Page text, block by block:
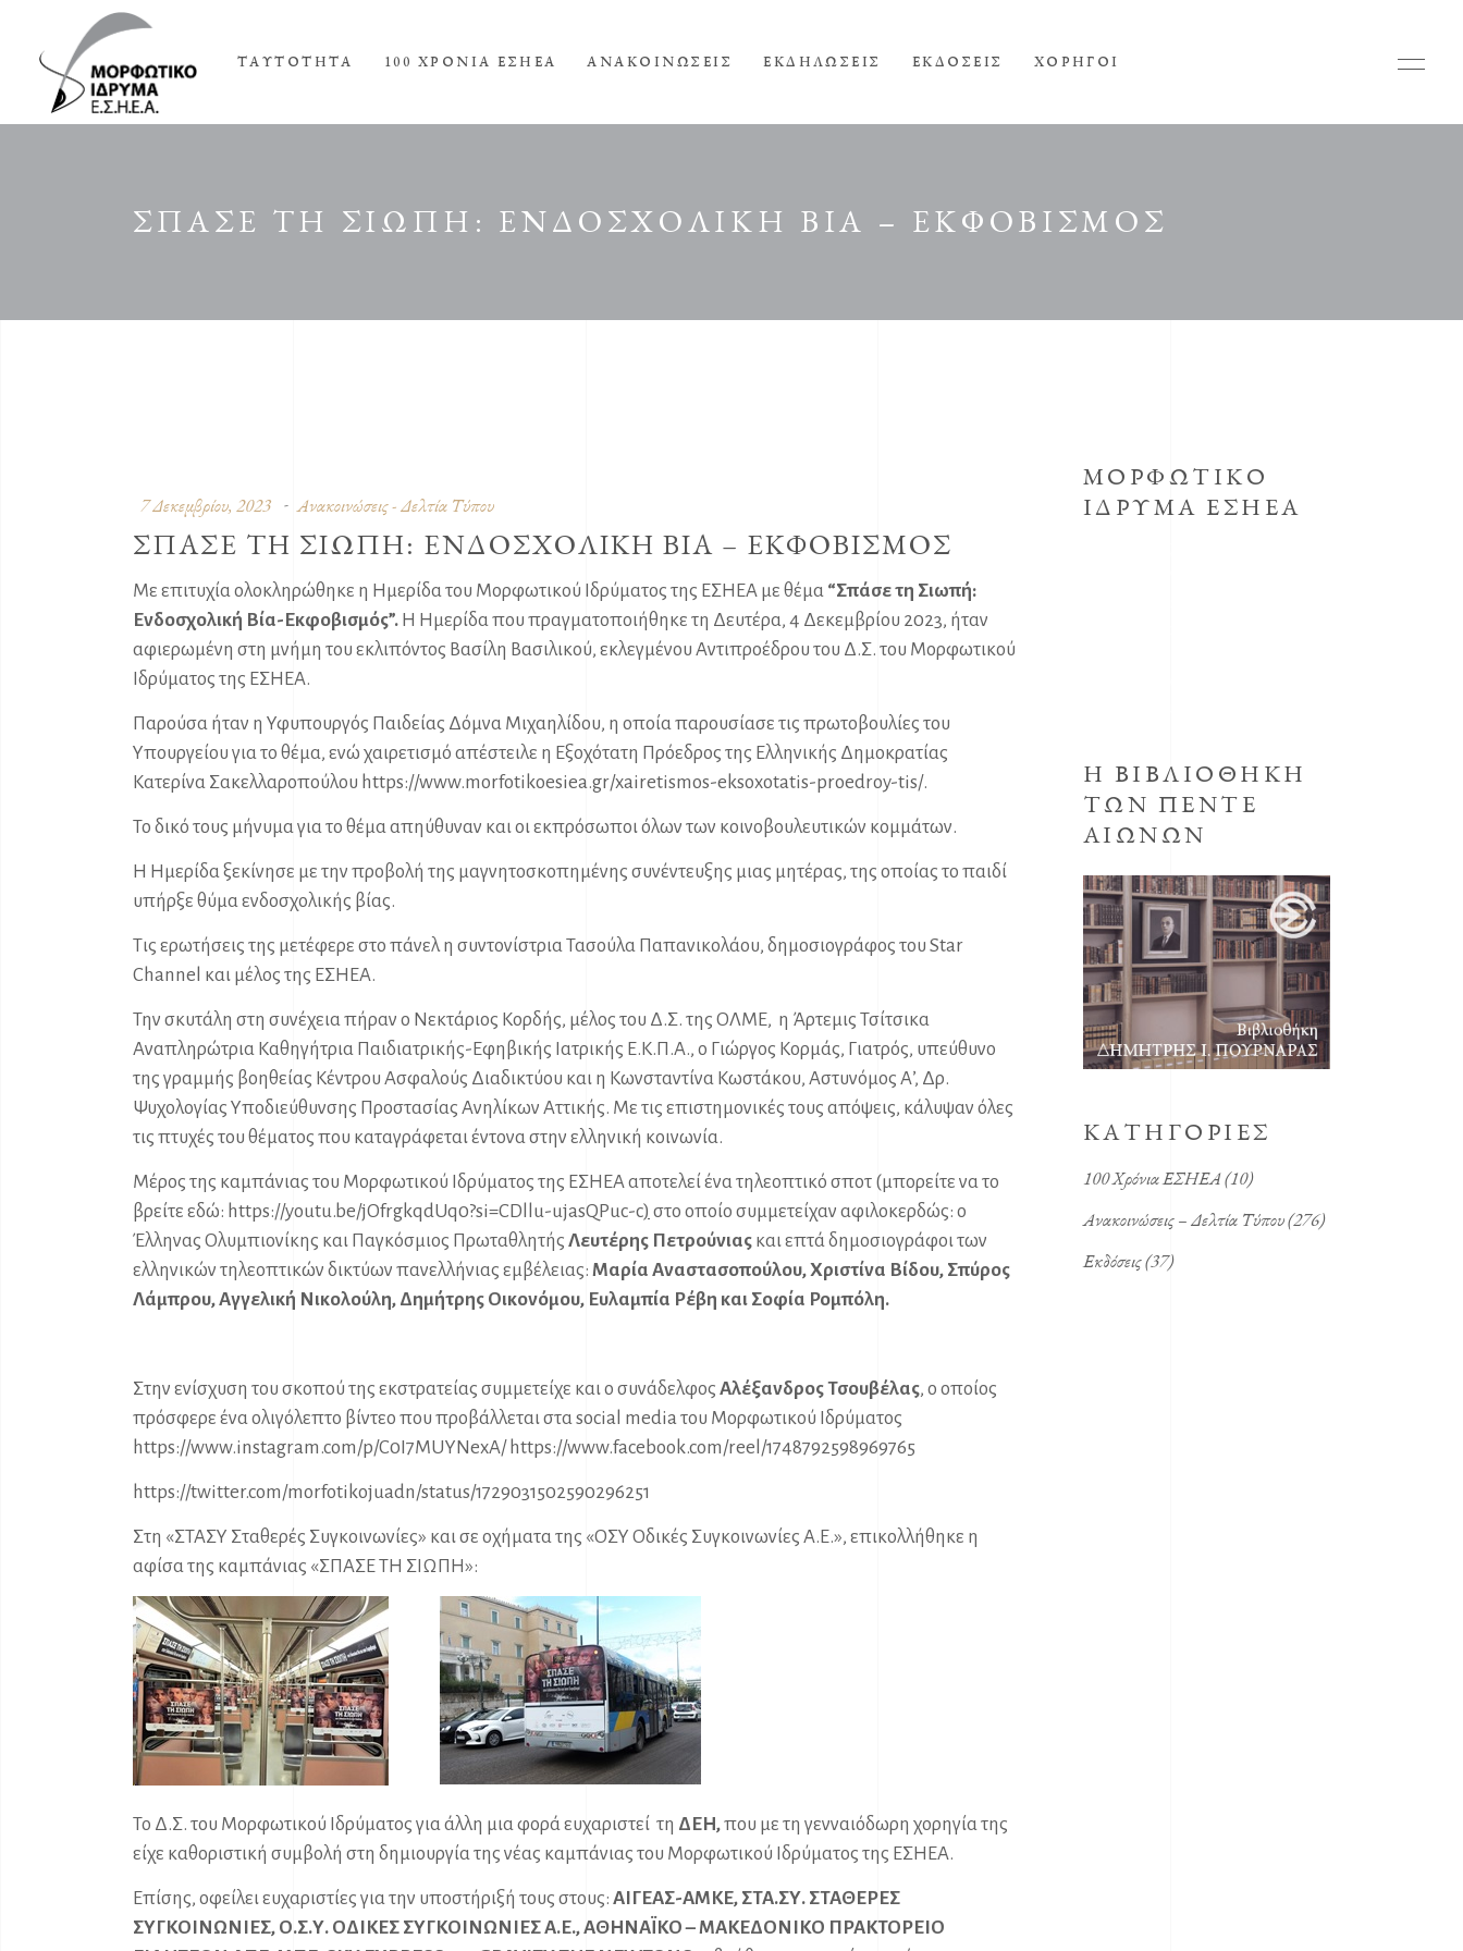
ΤΑΥΤΟΤΗΤΑ 100 ΧΡΟΝΙΑ ΕΣΗΕΑ ΑΝΑΚΟΙΝΩΣΕΙΣ ΕΚΔΗΛΩΣΕΙΣ ΕΚΔΟΣΕΙΣ ΧΟΡΗΓΟΙ
ΣΠΑΣΕ ΤΗ ΣΙΩΠΗ: ΕΝΔΟΣΧΟΛΙΚΗ ΒΙΑ – ΕΚΦΟΒΙΣΜΟΣ
7 Δεκεμβρίου, 2023 Ανακοινώσεις - Δελτία Τύπου
ΣΠΑΣΕ ΤΗ ΣΙΩΠΗ: ΕΝΔΟΣΧΟΛΙΚΗ ΒΙΑ – ΕΚΦΟΒΙΣΜΟΣ
Με επιτυχία ολοκληρώθηκε η Ημερίδα του Μορφωτικού Ιδρύματος της ΕΣΗΕΑ με θέμα “Σπάσε τη Σιωπή:
Ενδοσχολική Βία-Εκφοβισμός”. Η Ημερίδα που πραγματοποιήθηκε τη Δευτέρα, 4 Δεκεμβρίου 2023, ήταν
αφιερωμένη στη μνήμη του εκλιπόντος Βασίλη Βασιλικού, εκλεγμένου Αντιπροέδρου του Δ.Σ. του Μορφωτικού
Ιδρύματος της ΕΣΗΕΑ.
Παρούσα ήταν η Υφυπουργός Παιδείας Δόμνα Μιχαηλίδου, η οποία παρουσίασε τις πρωτοβουλίες του
Υπουργείου για το θέμα, ενώ χαιρετισμό απέστειλε η Εξοχότατη Πρόεδρος της Ελληνικής Δημοκρατίας
Κατερίνα Σακελλαροπούλου https://www.morfotikoesiea.gr/xairetismos-eksoxotatis-proedroy-tis/.
Το δικό τους μήνυμα για το θέμα απηύθυναν και οι εκπρόσωποι όλων των κοινοβουλευτικών κομμάτων.
Η Ημερίδα ξεκίνησε με την προβολή της μαγνητοσκοπημένης συνέντευξης μιας μητέρας, της οποίας το παιδί
υπήρξε θύμα ενδοσχολικής βίας.
Τις ερωτήσεις της μετέφερε στο πάνελ η συντονίστρια Τασούλα Παπανικολάου, δημοσιογράφος του Star
Channel και μέλος της ΕΣΗΕΑ.
Την σκυτάλη στη συνέχεια πήραν ο Νεκτάριος Κορδής, μέλος του Δ.Σ. της ΟΛΜΕ, η Άρτεμις Τσίτσικα
Αναπληρώτρια Καθηγήτρια Παιδιατρικής-Εφηβικής Ιατρικής Ε.Κ.Π.Α., ο Γιώργος Κορμάς, Γιατρός, υπεύθυνο
της γραμμής βοηθείας Κέντρου Ασφαλούς Διαδικτύου και η Κωνσταντίνα Κωστάκου, Αστυνόμος Α’, Δρ.
Ψυχολογίας Υποδιεύθυνσης Προστασίας Ανηλίκων Αττικής. Με τις επιστημονικές τους απόψεις, κάλυψαν όλες
τις πτυχές του θέματος που καταγράφεται έντονα στην ελληνική κοινωνία.
Μέρος της καμπάνιας του Μορφωτικού Ιδρύματος της ΕΣΗΕΑ αποτελεί ένα τηλεοπτικό σποτ (μπορείτε να το
βρείτε εδώ: https://youtu.be/jOfrgkqdUq0?si=CDllu-ujasQPuc-c) στο οποίο συμμετείχαν αφιλοκερδώς: ο
Έλληνας Ολυμπιονίκης και Παγκόσμιος Πρωταθλητής Λευτέρης Πετρούνιας και επτά δημοσιογράφοι των
ελληνικών τηλεοπτικών δικτύων πανελλήνιας εμβέλειας: Μαρία Αναστασοπούλου, Χριστίνα Βίδου, Σπύρος
Λάμπρου, Αγγελική Νικολούλη, Δημήτρης Οικονόμου, Ευλαμπία Ρέβη και Σοφία Ρομπόλη.
Στην ενίσχυση του σκοπού της εκστρατείας συμμετείχε και ο συνάδελφος Αλέξανδρος Τσουβέλας, ο οποίος
πρόσφερε ένα ολιγόλεπτο βίντεο που προβάλλεται στα social media του Μορφωτικού Ιδρύματος
https://www.instagram.com/p/C0I7MUYNexA/ https://www.facebook.com/reel/1748792598969765
https://twitter.com/morfotikojuadn/status/1729031502590296251
Στη «ΣΤΑΣΥ Σταθερές Συγκοινωνίες» και σε οχήματα της «ΟΣΥ Οδικές Συγκοινωνίες Α.Ε.», επικολλήθηκε η
αφίσα της καμπάνιας «ΣΠΑΣΕ ΤΗ ΣΙΩΠΗ»:
Το Δ.Σ. του Μορφωτικού Ιδρύματος για άλλη μια φορά ευχαριστεί τη ΔΕΗ,που με τη γενναιόδωρη χορηγία της
είχε καθοριστική συμβολή στη δημιουργία της νέας καμπάνιας του Μορφωτικού Ιδρύματος της ΕΣΗΕΑ.
Επίσης, οφείλει ευχαριστίες για την υποστήριξή τους στους: ΑΙΓΕΑΣ-ΑΜΚΕ, ΣΤΑ.ΣΥ. ΣΤΑΘΕΡΕΣ
ΣΥΓΚΟΙΝΩΝΙΕΣ, Ο.Σ.Υ. ΟΔΙΚΕΣ ΣΥΓΚΟΙΝΩΝΙΕΣ Α.Ε., ΑΘΗΝΑΪΚΟ – ΜΑΚΕΔΟΝΙΚΟ ΠΡΑΚΤΟΡΕΙΟ
ΜΟΡΦΩΤΙΚΟ
ΙΔΡΥΜΑ ΕΣΗΕΑ
Η ΒΙΒΛΙΟΘΗΚΗ
ΤΩΝ ΠΕΝΤΕ
ΑΙΩΝΩΝ
KΑΤΗΓΟΡΙΕΣ
100 Χρόνια ΕΣΗΕΑ(10)
Ανακοινώσεις – Δελτία Τύπου(276)
Εκδόσεις(37)